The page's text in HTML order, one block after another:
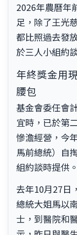
2026年農曆年
足，除了王光
都比照過去發
於三人小組約
年終獎金用
腰包
基金會委任會
宜時，已於第
慘澹經營，今
馬前總統）自
組約談時提供。
去年10月27日
總統大姐馬以
士，到醫院和